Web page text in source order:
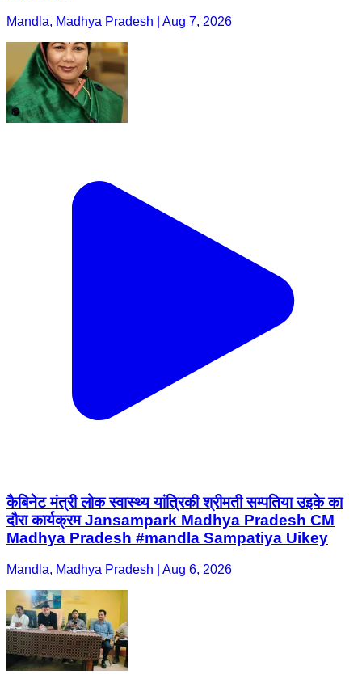
Mandla, Madhya Pradesh | Aug 7, 2026
कैबिनेट मंत्री लोक स्वास्थ्य यांत्रिकी श्रीमती सम्पतिया उइके का
दौरा कार्यक्रम Jansampark Madhya Pradesh CM
Madhya Pradesh #mandla Sampatiya Uikey
Mandla, Madhya Pradesh | Aug 6, 2026